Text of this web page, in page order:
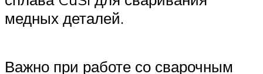
медных деталей.
Важно при работе со сварочным